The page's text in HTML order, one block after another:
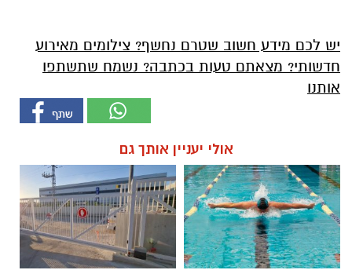
יש לכם מידע חשוב שטרם נחשף? צילומים מאירוע
חדשותי? מצאתם טעות בכתבה? נשמח שתשתפו
אותנו
אולי יעניין אותך גם